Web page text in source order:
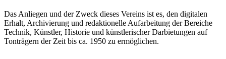
Das Anliegen und der Zweck dieses Vereins ist es, den digitalen
Erhalt, Archivierung und redaktionelle Aufarbeitung der Bereiche
Technik, Künstler, Historie und künstlerischer Darbietungen auf
Tonträgern der Zeit bis ca. 1950 zu ermöglichen.